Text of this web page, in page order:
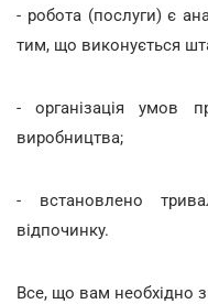
- робота (послуги) є
тим, що виконується
- організація умов
виробництва;
- встановлено
відпочинку.
Все, що вам необхідно